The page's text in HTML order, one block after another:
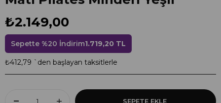
₺2.149,00
Sepette %20 İndirim1.719,20 TL
₺412,79 `den başlayan taksitlerle